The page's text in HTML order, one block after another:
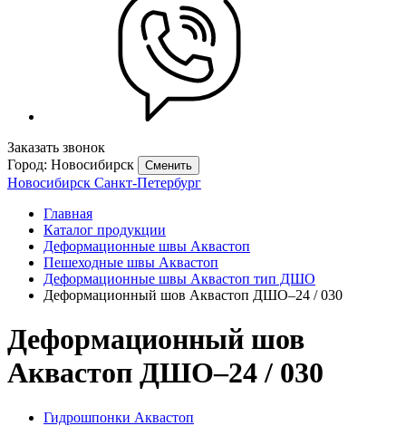
Заказать звонок
Город: Новосибирск
Сменить
Новосибирск Санкт-Петербург
Главная
Каталог продукции
Деформационные швы Аквастоп
Пешеходные швы Аквастоп
Деформационные швы Аквастоп тип ДШО
Деформационный шов Аквастоп ДШО–24 / 030
Деформационный шов
Аквастоп ДШО–24 / 030
Гидрошпонки Аквастоп